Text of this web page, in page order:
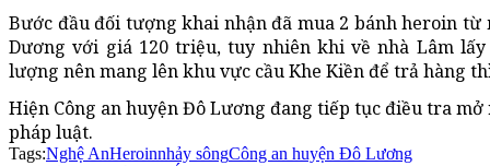
Bước đầu đối tượng khai nhận đã mua 2 bánh heroin
Dương với giá 120 triệu, tuy nhiên khi về nhà Lâm
lượng nên mang lên khu vực cầu Khe Kiền để trả hàng
Hiện Công an huyện Đô Lương đang tiếp tục điều tra
pháp luật.
Tags:Nghệ AnHeroinnhảy sôngCông an huyện Đô Lương